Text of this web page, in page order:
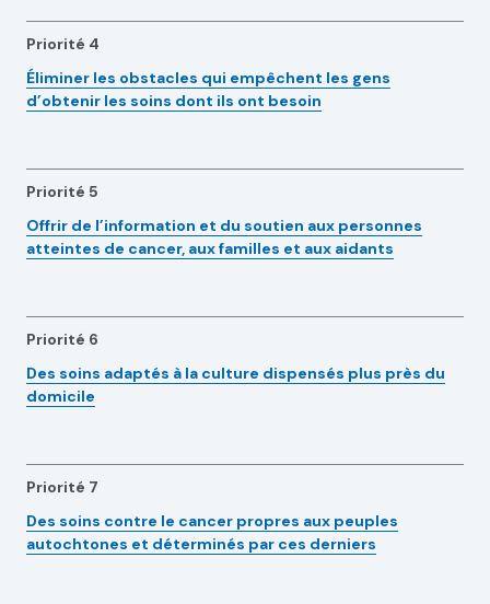
Priorité 4
Éliminer les obstacles qui empêchent les gens
d’obtenir les soins dont ils ont besoin
Priorité 5
Offrir de l’information et du soutien aux personnes
atteintes de cancer, aux familles et aux aidants
Priorité 6
Des soins adaptés à la culture dispensés plus près du
domicile
Priorité 7
Des soins contre le cancer propres aux peuples
autochtones et déterminés par ces derniers